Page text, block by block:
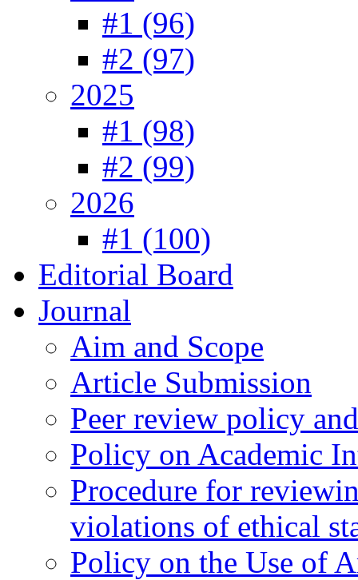
#1 (96)
#2 (97)
2025
#1 (98)
#2 (99)
2026
#1 (100)
Editorial Board
Journal
Aim and Scope
Article Submission
Peer review policy
Policy on Academic
Procedure for
violations of ethical
Policy on the Use of